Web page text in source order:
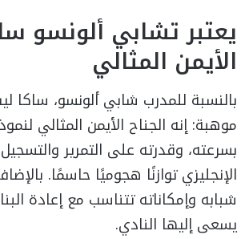
يعتبر تشابي ألونسو
الأيمن المثالي
بالنسبة للمدرب شابي ألونسو، ساكا
موهبة: إنه الجناح الأيمن المثالي
بسرعته، وقدرته على التمرير
الإنجليزي توازنًا هجوميًا حاسمًا.
شبابه وإمكاناته تتناسب مع إعادة
يسعى إليها النادي.